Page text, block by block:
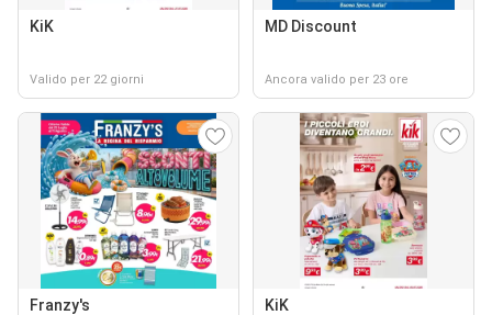
KiK
Valido per 22 giorni
MD Discount
Ancora valido per 23 ore
Franzy's KiK